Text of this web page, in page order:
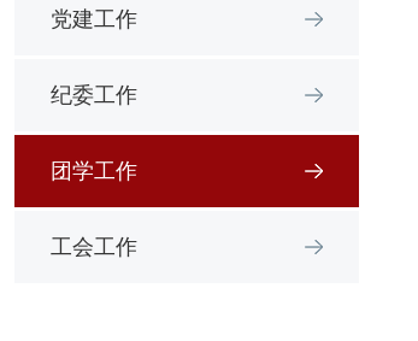
党建工作
纪委工作
团学工作
工会工作